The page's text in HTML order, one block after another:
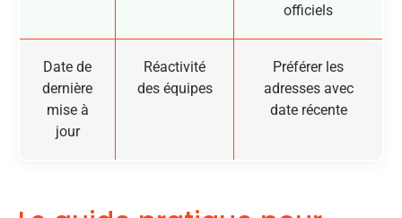
officiels
Date de
dernière
mise à
jour
Réactivité
des équipes
Préférer les
adresses avec
date récente